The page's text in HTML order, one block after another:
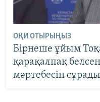
ОҚИ ОТЫРЫҢЫЗ
Бірнеше ұйым
қарақалпақ
мәртебесін сұрады